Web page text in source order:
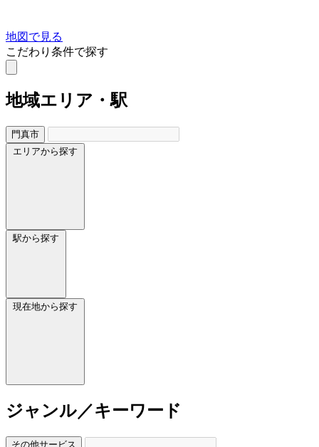
地図で見る
こだわり条件で探す
地域エリア・駅
門真市
エリアから探す
駅から探す
現在地から探す
ジャンル／キーワード
その他サービス